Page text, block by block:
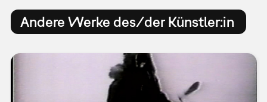
Andere Werke des/der Künstler:in